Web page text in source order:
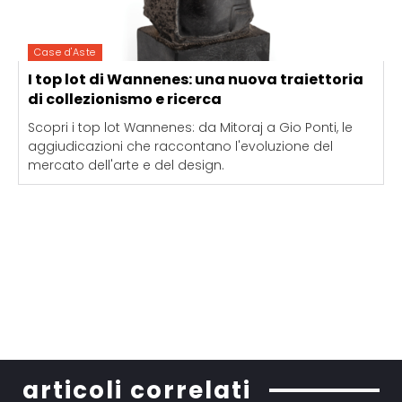
Case d'Aste
I top lot di Wannenes: una nuova traiettoria
di collezionismo e ricerca
Scopri i top lot Wannenes: da Mitoraj a Gio Ponti, le
aggiudicazioni che raccontano l'evoluzione del
mercato dell'arte e del design.
articoli correlati